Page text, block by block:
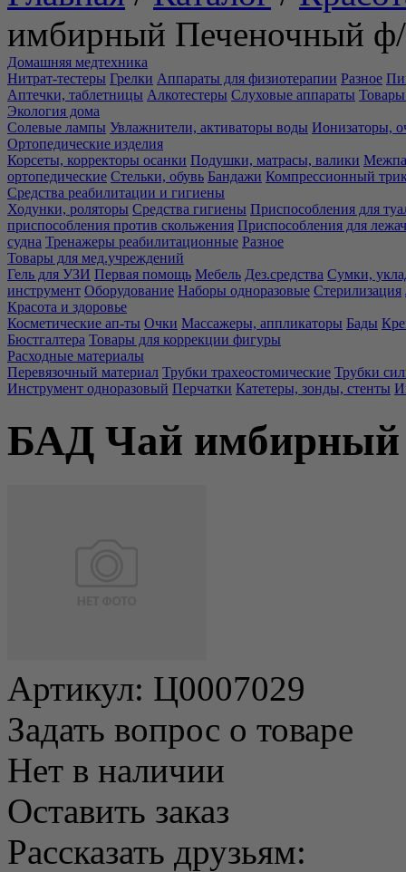
имбирный Печеночный
Домашняя медтехника
Нитрат-тестеры Грелки Аппараты для физиотерапии Разное
Аптечки, таблетницы Алкотестеры Слуховые аппараты Товары
Экология дома
Солевые лампы Увлажнители, активаторы воды Ионизаторы,
Ортопедические изделия
Корсеты, корректоры осанки Подушки, матрасы, валики
ортопедические Стельки, обувь Бандажи Компрессионный
Средства реабилитации и гигиены
Ходунки, роляторы Средства гигиены Приспособления для
приспособления против скольжения Приспособления для
судна Тренажеры реабилитационные Разное
Товары для мед.учреждений
Гель для УЗИ Первая помощь Мебель Дез.средства Сумки,
инструмент Оборудование Наборы одноразовые Стерилизация
Красота и здоровье
Косметические ап-ты Очки Массажеры, аппликаторы Бады
Бюстгалтера Товары для коррекции фигуры
Расходные материалы
Перевязочный материал Трубки трахеостомические Трубки
Инструмент одноразовый Перчатки Катетеры, зонды, стенты
БАД Чай
Артикул: Ц0007029
Задать вопрос о товаре
Нет в наличии
Оставить заказ
Рассказать друзьям: